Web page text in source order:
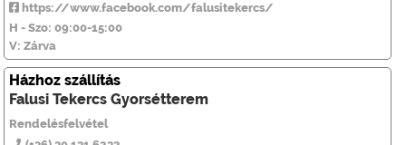
https://www.facebook.com/falusitekercs/
H - Szo: 09:00-15:00
V: Zárva
Házhoz szállítás
Falusi Tekercs Gyorsétterem
Rendelésfelvétel